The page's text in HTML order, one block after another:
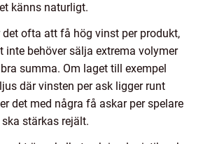
känns naturligt.
det ofta att få hög vinst per produkt,
inte behöver sälja extrema volymer
summa. Om laget till exempel
där vinsten per ask ligger runt
det med några få askar per spelare
stärkas rejält.